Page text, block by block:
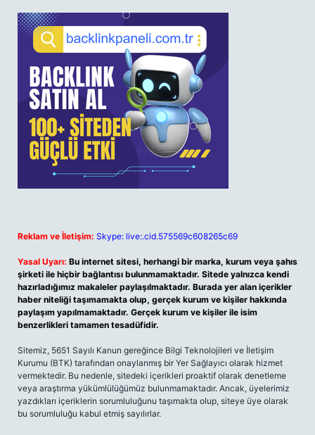
Reklam ve İletişim: Skype: live:.cid.575569c608265c69
Yasal Uyarı: Bu internet sitesi, herhangi bir marka, kurum veya şahıs
şirketi ile hiçbir bağlantısı bulunmamaktadır. Sitede yalnızca kendi
hazırladığımız makaleler paylaşılmaktadır. Burada yer alan içerikler
haber niteliği taşımamakta olup, gerçek kurum ve kişiler hakkında
paylaşım yapılmamaktadır. Gerçek kurum ve kişiler ile isim
benzerlikleri tamamen tesadüfidir.
Sitemiz, 5651 Sayılı Kanun gereğince Bilgi Teknolojileri ve İletişim
Kurumu (BTK) tarafından onaylanmış bir Yer Sağlayıcı olarak hizmet
vermektedir. Bu nedenle, sitedeki içerikleri proaktif olarak denetleme
veya araştırma yükümlülüğümüz bulunmamaktadır. Ancak, üyelerimiz
yazdıkları içeriklerin sorumluluğunu taşımakta olup, siteye üye olarak
bu sorumluluğu kabul etmiş sayılırlar.